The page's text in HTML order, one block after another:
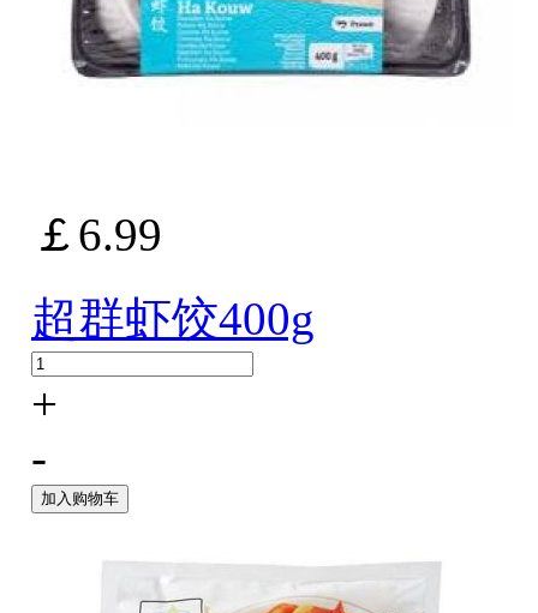
￡6.99
超群虾饺400g
+
-
加入购物车